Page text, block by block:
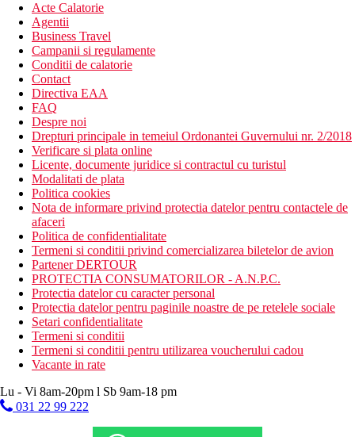
Acte Calatorie
Agentii
Business Travel
Campanii si regulamente
Conditii de calatorie
Contact
Directiva EAA
FAQ
Despre noi
Drepturi principale in temeiul Ordonantei Guvernului nr. 2/2018
Verificare si plata online
Licente, documente juridice si contractul cu turistul
Modalitati de plata
Politica cookies
Nota de informare privind protectia datelor pentru contactele de
afaceri
Politica de confidentialitate
Termeni si conditii privind comercializarea biletelor de avion
Partener DERTOUR
PROTECTIA CONSUMATORILOR - A.N.P.C.
Protectia datelor cu caracter personal
Protectia datelor pentru paginile noastre de pe retelele sociale
Setari confidentialitate
Termeni si conditii
Termeni si conditii pentru utilizarea voucherului cadou
Vacante in rate
Lu - Vi 8am-20pm l Sb 9am-18 pm
031 22 99 222